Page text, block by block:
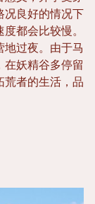
况良好的情况下
都会比较慢。
地过夜。由于马
在妖精谷多停留
荒者的生活，品